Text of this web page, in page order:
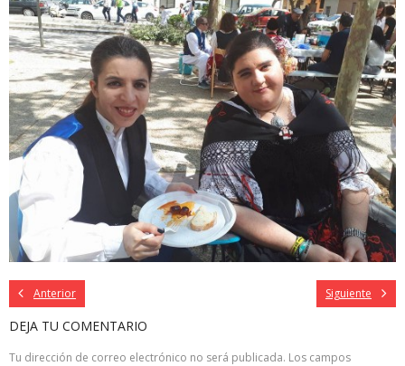
Anterior Siguiente
DEJA TU COMENTARIO
Tu dirección de correo electrónico no será publicada. Los campos